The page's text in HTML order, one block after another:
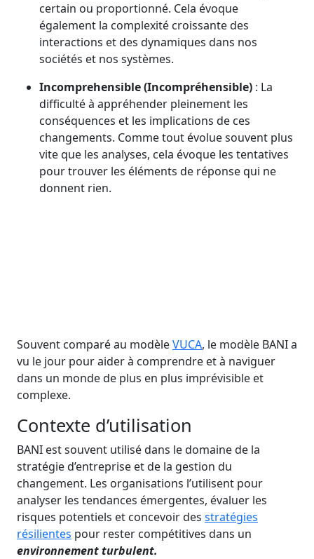
certain ou proportionné. Cela évoque
également la complexité croissante des
interactions et des dynamiques dans nos
sociétés et nos systèmes.
Incomprehensible (Incompréhensible) : La
difficulté à appréhender pleinement les
conséquences et les implications de ces
changements. Comme tout évolue souvent plus
vite que les analyses, cela évoque les tentatives
pour trouver les éléments de réponse qui ne
donnent rien.
Souvent comparé au modèleVUCA, le modèle BANI a
vu le jour pour aider à comprendre et à naviguer
dans un monde de plus en plus imprévisible et
complexe.
Contexte d’utilisation
BANI est souvent utilisé dans le domaine de la
stratégie d’entreprise et de la gestion du
changement. Les organisations l’utilisent pour
analyser les tendances émergentes, évaluer les
risques potentiels et concevoir des stratégies
résilientes pour rester compétitives dans un
environnement turbulent.